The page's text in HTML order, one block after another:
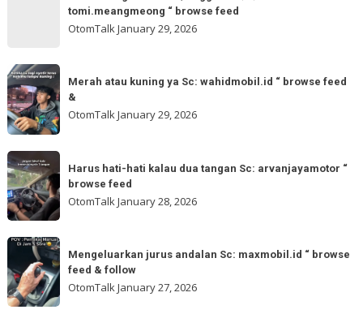
&
follow
gladibersih,
otw
🌬
🌬
Sc:
“
browse
feed
tomi.meangmeong “ browse feed
OtomTalkJanuary 29, 2026
Merah
atau
kuning
ya
Sc:
wahidmobil.id
“
browse
Merah atau kuning ya Sc: wahidmobil.id “ browse feed
&
OtomTalkJanuary 29, 2026
Harus
hati-
hati
kalau
dua
tangan
Sc:
arvanjayamotor
Harus hati-hati kalau dua tangan Sc: arvanjayamotor “
browse feed
OtomTalkJanuary 28, 2026
Mengeluarkan
jurus
andalan
Sc:
Mengeluarkan jurus andalan Sc: maxmobil.id “ browse
feed & follow
OtomTalkJanuary 27, 2026